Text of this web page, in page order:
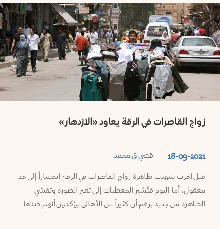
زواج القاصرات في الرقة يعاود «الازدهار»
قصي ق.محمد 18-09-2021
قبل الحرب شهدت ظاهرة زواج القاصرات في الرقة انحساراً إلى حد
معقول، أما اليوم فتُشير المعطيات إلى تغير الصورة وتفشي
الظاهرة من جديد برغم أن كثيراً من الأهالي يؤكدون أنهم ضدها